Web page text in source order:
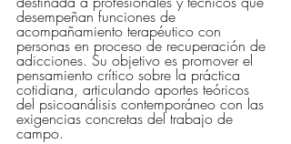
desempeñan funciones de
acompañamiento terapéutico con
personas en proceso de recuperación de
adicciones. Su objetivo es promover el
pensamiento crítico sobre la práctica
cotidiana, articulando aportes teóricos
del psicoanálisis contemporáneo con las
exigencias concretas del trabajo de
campo.